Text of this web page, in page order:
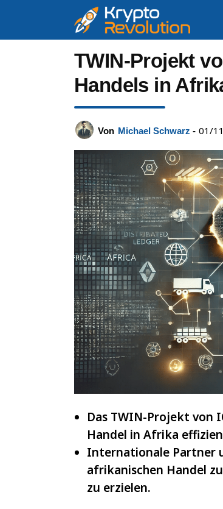
XRP,
IOTA
und
TWIN-Projekt
Handels in
Von Michael Schwarz - 01/
Das TWIN-Projekt von
Handel in Afrika
Internationale Partner
afrikanischen Handel
zu erzielen.